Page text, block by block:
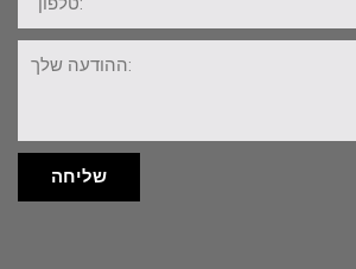
ההודעה
שלך:
שליחה